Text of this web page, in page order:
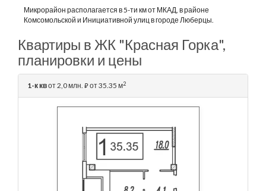
Микрорайон располагается в 5-ти км от МКАД, в районе
Комсомольской и Инициативной улиц в городе Люберцы.
Квартиры в ЖК "Красная Горка",
планировки и цены
1-к квот 2,0 млн. ⃏от 35.35 м2